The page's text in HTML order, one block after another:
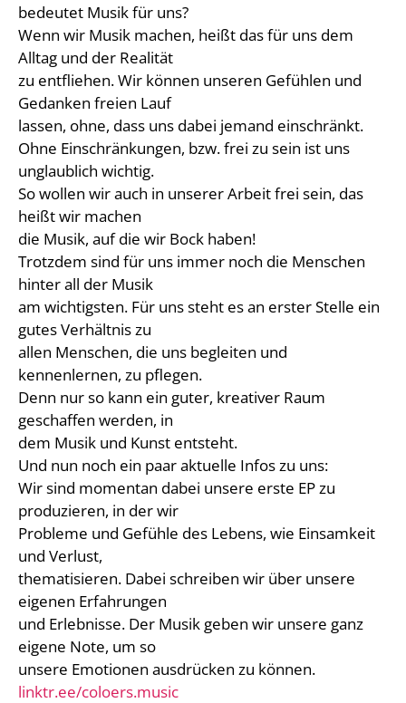
bedeutet Musik für uns?
Wenn wir Musik machen, heißt das für uns dem
Alltag und der Realität
zu entfliehen. Wir können unseren Gefühlen und
Gedanken freien Lauf
lassen, ohne, dass uns dabei jemand einschränkt.
Ohne Einschränkungen, bzw. frei zu sein ist uns
unglaublich wichtig.
So wollen wir auch in unserer Arbeit frei sein, das
heißt wir machen
die Musik, auf die wir Bock haben!
Trotzdem sind für uns immer noch die Menschen
hinter all der Musik
am wichtigsten. Für uns steht es an erster Stelle ein
gutes Verhältnis zu
allen Menschen, die uns begleiten und
kennenlernen, zu pflegen.
Denn nur so kann ein guter, kreativer Raum
geschaffen werden, in
dem Musik und Kunst entsteht.
Und nun noch ein paar aktuelle Infos zu uns:
Wir sind momentan dabei unsere erste EP zu
produzieren, in der wir
Probleme und Gefühle des Lebens, wie Einsamkeit
und Verlust,
thematisieren. Dabei schreiben wir über unsere
eigenen Erfahrungen
und Erlebnisse. Der Musik geben wir unsere ganz
eigene Note, um so
unsere Emotionen ausdrücken zu können.
linktr.ee/coloers.music